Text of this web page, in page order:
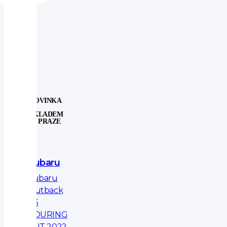
Subaru
Subaru
Outback
2.5
TOURING
NOVINKA
SKLADEM
V PRAZE